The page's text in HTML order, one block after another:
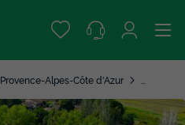
Provence-Alpes-Côte d'Azur